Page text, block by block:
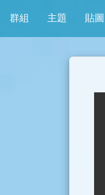
群組 主題 貼圖